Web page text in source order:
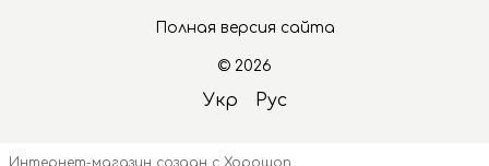
Полная версия сайта
© 2026
Укр Рус
Интернет-магазин создан с Хорошоп